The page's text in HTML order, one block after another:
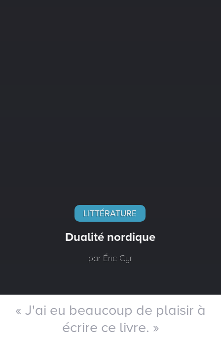
LITTÉRATURE
Dualité nordique
par Éric Cyr
« J'ai eu beaucoup de plaisir à
écrire ce livre. »